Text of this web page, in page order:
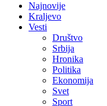
Najnovije
Kraljevo
Vesti
Društvo
Srbija
Hronika
Politika
Ekonomija
Svet
Sport